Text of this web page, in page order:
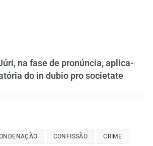
na fase de pronúncia, aplica-
do in dubio pro societate
CONFISSÃO CRIME